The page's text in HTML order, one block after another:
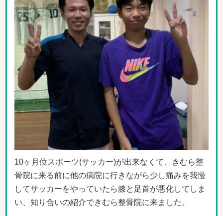
10ヶ月位スポーツ(サッカー)が出来なくて、きむら整
骨院に来る前に他の病院に行きながら少し痛みを我慢
してサッカーをやっていたら膝と足首が悪化してしま
い、知り合いの紹介できむら整骨院に来ました。